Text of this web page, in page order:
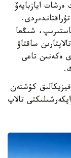
ايازبايەۆ
شىڭعا
ساقتاۋ
ەكەنىن تاعى
كۇشتەن
تالاپ